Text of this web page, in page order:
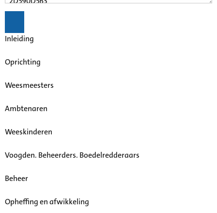
Inleiding
Oprichting
Weesmeesters
Ambtenaren
Weeskinderen
Voogden. Beheerders. Boedelredderaars
Beheer
Opheffing en afwikkeling